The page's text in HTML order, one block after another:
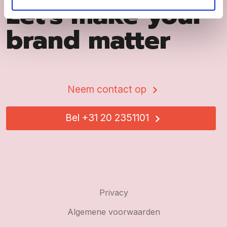
Let's make your
brand matter
Neem contact op
Bel +31 20 2351101
Privacy
Algemene voorwaarden